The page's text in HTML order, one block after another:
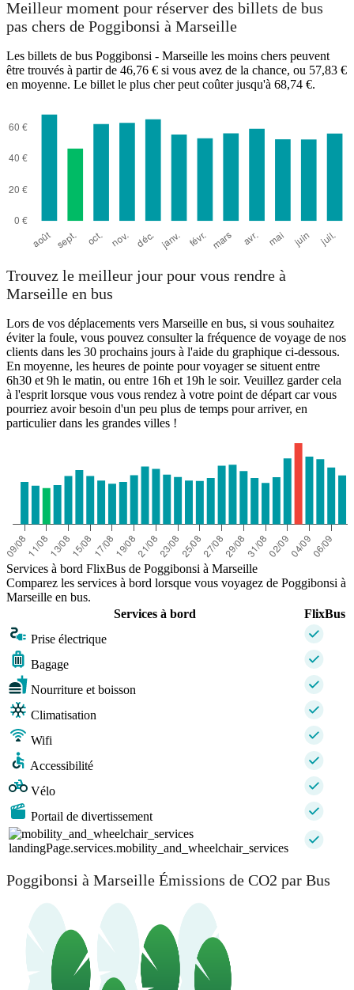
Poggibonsi
Marseille
Meilleur moment pour réserver des billets de bus
pas chers de Poggibonsi à Marseille
Les billets de bus Poggibonsi - Marseille les moins chers peuvent
être trouvés à partir de 46,76 € si vous avez de la chance, ou 57,83 €
en moyenne. Le billet le plus cher peut coûter jusqu'à 68,74 €.
Trouvez le meilleur jour pour vous rendre à
Marseille en bus
Lors de vos déplacements vers Marseille en bus, si vous souhaitez
éviter la foule, vous pouvez consulter la fréquence de voyage de nos
clients dans les 30 prochains jours à l'aide du graphique ci-dessous.
En moyenne, les heures de pointe pour voyager se situent entre
6h30 et 9h le matin, ou entre 16h et 19h le soir. Veuillez garder cela
à l'esprit lorsque vous vous rendez à votre point de départ car vous
pourriez avoir besoin d'un peu plus de temps pour arriver, en
particulier dans les grandes villes !
Services à bord FlixBus de Poggibonsi à Marseille
Comparez les services à bord lorsque vous voyagez de Poggibonsi à
Marseille en bus.
Services à bord
FlixBus
Prise électrique
Bagage
Nourriture et boisson
Climatisation
Wifi
Accessibilité
Vélo
Portail de divertissement
landingPage.services.mobility_and_wheelchair_services
Poggibonsi à Marseille Émissions de CO2 par Bus